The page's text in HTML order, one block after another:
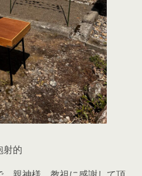
射的